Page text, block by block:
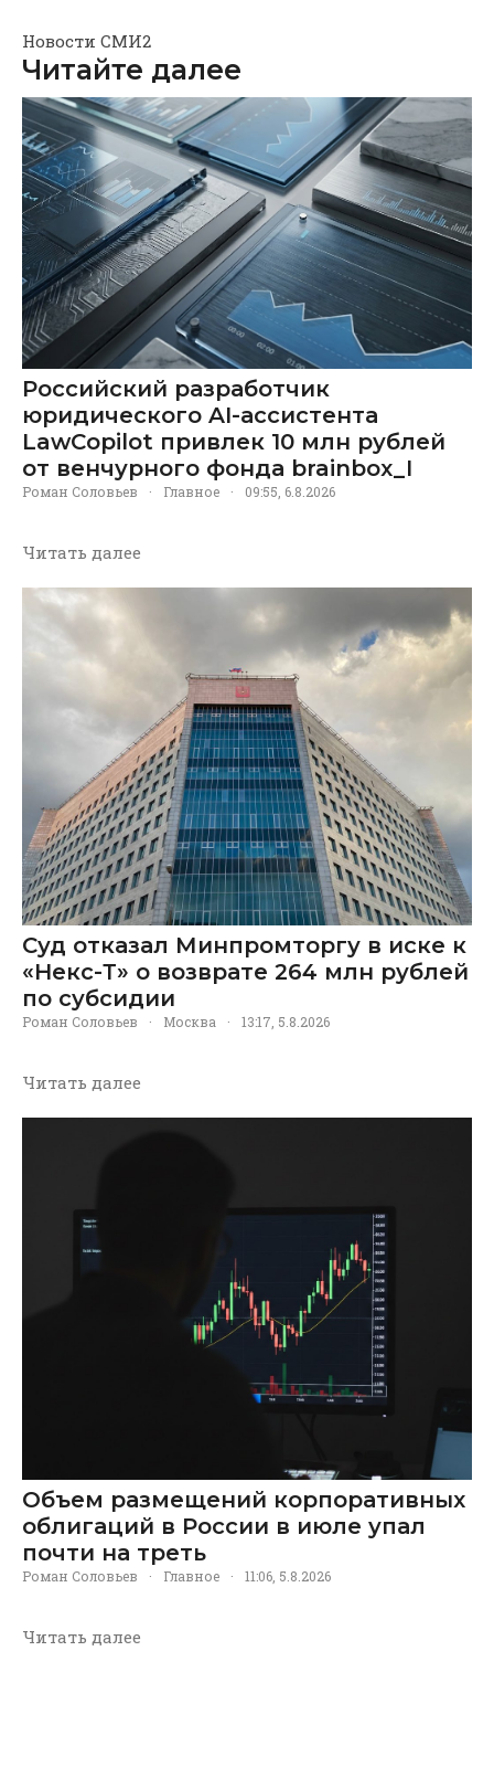
Новости СМИ2
Читайте далее
Российский разработчик
юридического AI-ассистента
LawCopilot привлек 10 млн рублей
от венчурного фонда brainbox_I
Роман Соловьев · Главное · 09:55, 6.8.2026
Читать далее
Суд отказал Минпромторгу в иске к
«Некс-Т» о возврате 264 млн рублей
по субсидии
Роман Соловьев · Москва · 13:17, 5.8.2026
Читать далее
Объем размещений корпоративных
облигаций в России в июле упал
почти на треть
Роман Соловьев · Главное · 11:06, 5.8.2026
Читать далее